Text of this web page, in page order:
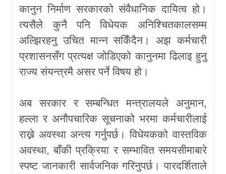
कानुन निर्माण सरकारको संवैधानिक दायित्व हो।
त्यसैले कुनै पनि विधेयक अनिश्चितकालसम्म
अल्झिरहनु उचित मान्न सकिँदैन। अझ कर्मचारी
प्रशासनसँग प्रत्यक्ष जोडिएको कानुनमा ढिलाइ हुनु
राज्य संयन्त्रमै असर पर्ने विषय हो।
अब सरकार र सम्बन्धित मन्त्रालयले अनुमान,
हल्ला र अनौपचारिक सूचनाको भरमा कर्मचारीलाई
राख्ने अवस्था अन्त्य गर्नुपर्छ। विधेयकको वास्तविक
अवस्था, बाँकी प्रक्रिया र सम्भावित समयसीमाबारे
स्पष्ट जानकारी सार्वजनिक गरिनुपर्छ। पारदर्शिताले